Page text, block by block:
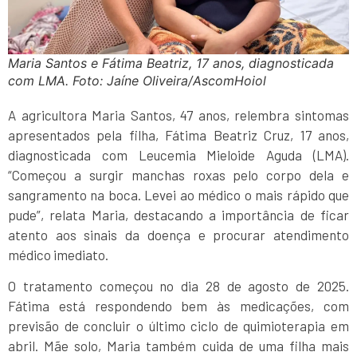
Maria Santos e Fátima Beatriz, 17 anos, diagnosticada
com LMA. Foto: Jaíne Oliveira/AscomHoiol
A agricultora Maria Santos, 47 anos, relembra sintomas
apresentados pela filha, Fátima Beatriz Cruz, 17 anos,
diagnosticada com Leucemia Mieloide Aguda (LMA).
“Começou a surgir manchas roxas pelo corpo dela e
sangramento na boca. Levei ao médico o mais rápido que
pude”, relata Maria, destacando a importância de ficar
atento aos sinais da doença e procurar atendimento
médico imediato.
O tratamento começou no dia 28 de agosto de 2025.
Fátima está respondendo bem às medicações, com
previsão de concluir o último ciclo de quimioterapia em
abril. Mãe solo, Maria também cuida de uma filha mais